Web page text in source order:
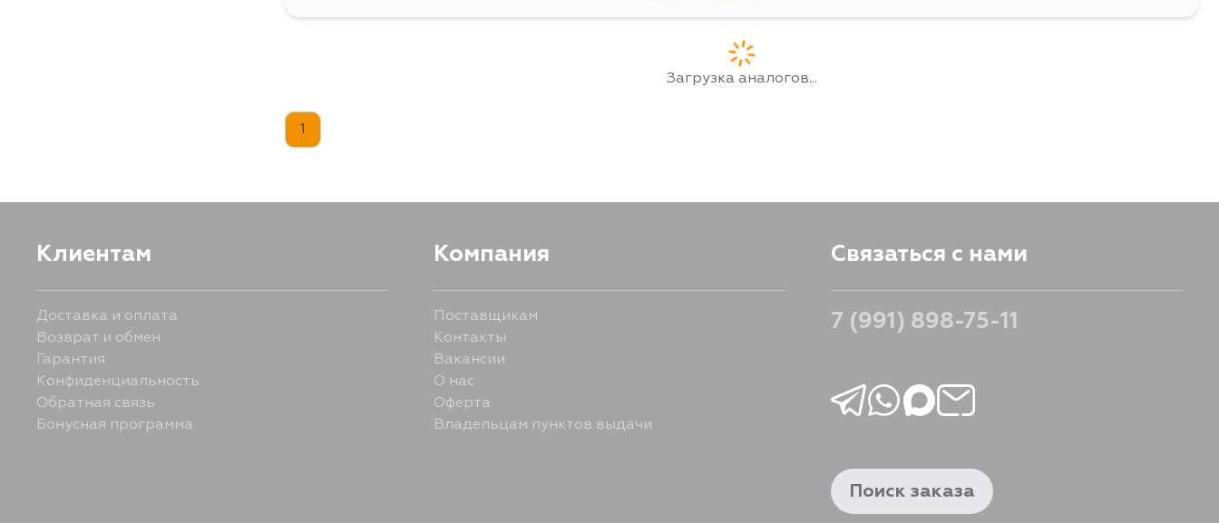
Загрузка аналогов...
1
Клиентам
Доставка и оплата
Возврат и обмен
Гарантия
Конфиденциальность
Обратная связь
Бонусная программа
Компания
Поставщикам
Контакты
Вакансии
О нас
Оферта
Владельцам пунктов выдачи
Связаться с нами
7 (991) 898-75-11
Поиск заказа